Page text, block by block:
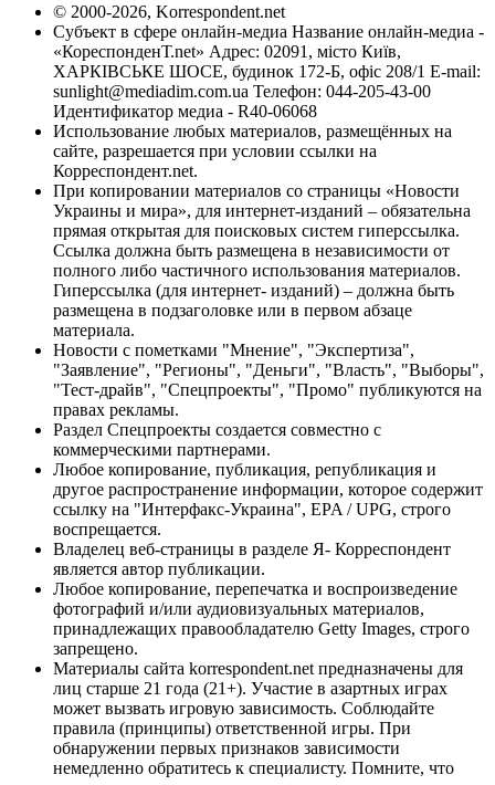
© 2000-2026, Korrespondent.net
Субъект в сфере онлайн-медиа Название онлайн-медиа -
«КореспонденТ.net» Адрес: 02091, місто Київ,
ХАРКІВСЬКЕ ШОСЕ, будинок 172-Б, офіс 208/1 E-mail:
sunlight@mediadim.com.ua Телефон: 044-205-43-00
Идентификатор медиа - R40-06068
Использование любых материалов, размещённых на
сайте, разрешается при условии ссылки на
Корреспондент.net.
При копировании материалов со страницы «Новости
Украины и мира», для интернет-изданий – обязательна
прямая открытая для поисковых систем гиперссылка.
Ссылка должна быть размещена в независимости от
полного либо частичного использования материалов.
Гиперссылка (для интернет- изданий) – должна быть
размещена в подзаголовке или в первом абзаце
материала.
Новости с пометками "Мнение", "Экспертиза",
"Заявление", "Регионы", "Деньги", "Власть", "Выборы",
"Тест-драйв", "Спецпроекты", "Промо" публикуются на
правах рекламы.
Раздел Спецпроекты создается совместно с
коммерческими партнерами.
Любое копирование, публикация, републикация и
другое распространение информации, которое содержит
ссылку на "Интерфакс-Украина", EPA / UPG, строго
воспрещается.
Владелец веб-страницы в разделе Я- Корреспондент
является автор публикации.
Любое копирование, перепечатка и воспроизведение
фотографий и/или аудиовизуальных материалов,
принадлежащих правообладателю Getty Images, строго
запрещено.
Материалы сайта korrespondent.net предназначены для
лиц старше 21 года (21+). Участие в азартных играх
может вызвать игровую зависимость. Соблюдайте
правила (принципы) ответственной игры. При
обнаружении первых признаков зависимости
немедленно обратитесь к специалисту. Помните, что